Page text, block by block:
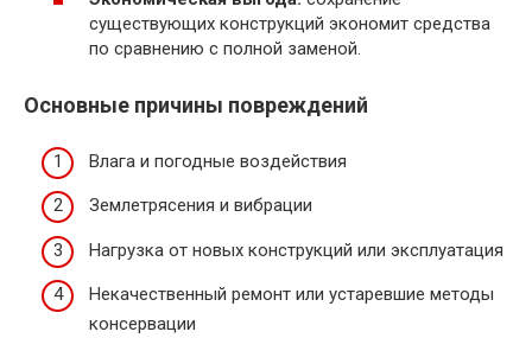
существующих конструкций экономит средства
по сравнению с полной заменой.
Основные причины повреждений
Влага и погодные воздействия
Землетрясения и вибрации
Нагрузка от новых конструкций или эксплуатация
Некачественный ремонт или устаревшие методы
консервации